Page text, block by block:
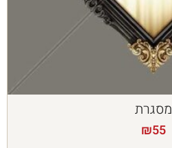
מסגרת
₪55